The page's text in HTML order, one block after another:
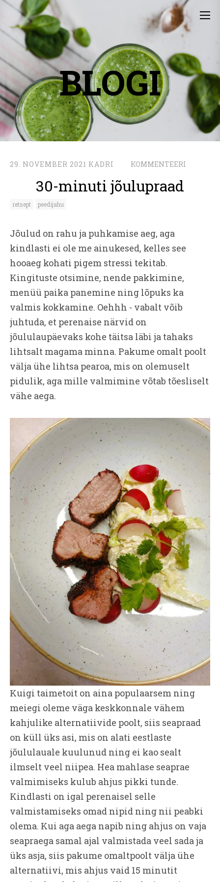
BLOGI
29. NOVEMBER 2021 KADRI KOMMENTEERI
30-minuti jõulupraad
retsept peedijahu
Jõulud on rahu ja puhkamise aeg, aga
kindlasti ei ole me ainukesed, kelles see
hooaeg kohati pigem stressi tekitab.
Kingituste otsimine, nende pakkimine,
menüü paika panemine ning lõpuks ka
valmis kokkamine. Oehhh - vabalt võib
juhtuda, et perenaise närvid on
jõululaupäevaks kohe täitsa läbi ja tahaks
lihtsalt magama minna. Pakume omalt poolt
välja ühe lihtsa pearoa, mis on olemuselt
pidulik, aga mille valmimine võtab tõesliselt
vähe aega.
Kuigi taimetoit on aina populaarsem ning
meiegi oleme väga keskkonnale vähem
kahjulike alternatiivide poolt, siis seapraad
on küll üks asi, mis on alati eestlaste
jõululauale kuulunud ning ei kao sealt
ilmselt veel niipea. Hea mahlase seaprae
valmimiseks kulub ahjus pikki tunde.
Kindlasti on igal perenaisel selle
valmistamiseks omad nipid ning nii peabki
olema. Kui aga aega napib ning ahjus on vaja
seapraega samal ajal valmistada veel sada ja
üks asja, siis pakume omaltpoolt välja ühe
alternatiivi, mis ahjus vaid 15 minutit